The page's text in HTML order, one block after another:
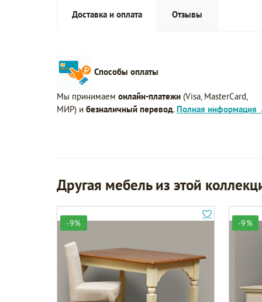
Доставка и оплата Отзывы
Способы оплаты
Мы принимаем онлайн-платежи (Visa, MasterCard,
МИР) и безналичный перевод. Полная
Другая мебель из этой
-9% -9%